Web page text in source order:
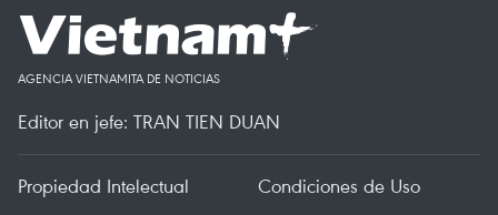
AGENCIA VIETNAMITA DE NOTICIAS
Editor en jefe: TRAN TIEN DUAN
Propiedad Intelectual
Condiciones de Uso